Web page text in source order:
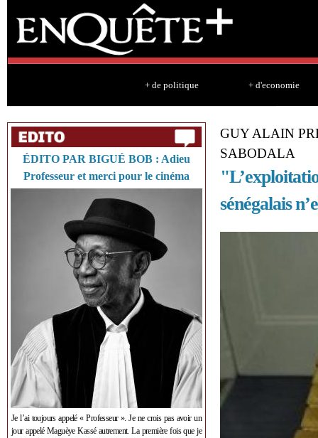
+ de politique + d'economie
ÉDITO PAR BIGUÉ BOB : Adieu
Professeur et merci pour le cinéma
Je l’ai toujours appelé « Professeur ». Je ne crois pas avoir un
jour appelé Maguèye Kassé autrement. La première fois que je
GUY ALAIN
SABODALA
sénégalais